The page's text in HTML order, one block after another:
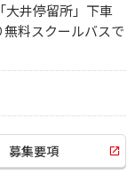
井停留所」下車
料スクールバスで
募集要項